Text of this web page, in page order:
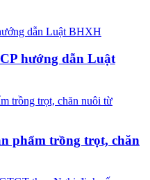
hướng dẫn Luật
phẩm trồng trọt, chăn